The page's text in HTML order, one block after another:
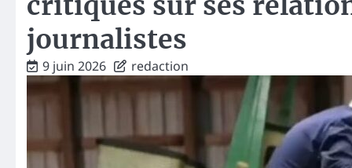
journalistes
9 juin 2026 redaction